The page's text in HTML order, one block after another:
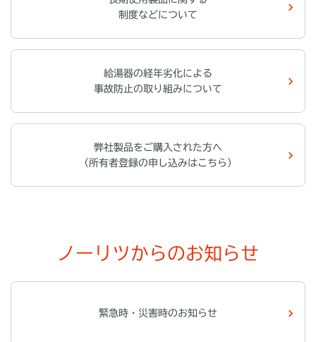
制度などについて
給湯器の経年劣化による
事故防止の取り組みについて
弊社製品をご購入された方へ
（所有者登録の申し込みはこちら）
ノーリツからのお知らせ
緊急時・災害時のお知らせ